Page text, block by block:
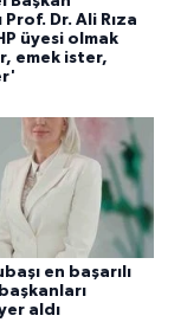
Prof. Dr. Ali Rıza
üyesi olmak
emek ister,
en başarılı
aldı